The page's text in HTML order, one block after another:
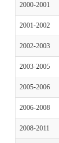
2000-2001
2001-2002
2002-2003
2003-2005
2005-2006
2006-2008
2008-2011